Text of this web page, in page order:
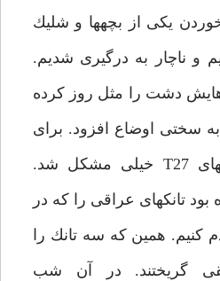
يكى از بچه‏ها و شليك
و ناچار به درگيرى شديم.
دشت را مثل روز كرده
سختى اوضاع افزود. براى
همين مقابله با تانكهاى T27 خيلى مشكل شد.
تانكهاى عراقى را كه در
كنيم. همين كه سه تانك را
گريختند. در آن شب